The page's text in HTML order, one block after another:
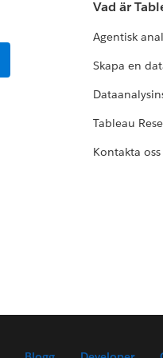
Vad är
Agentisk
Skapa en
Tableau
Kontakta oss